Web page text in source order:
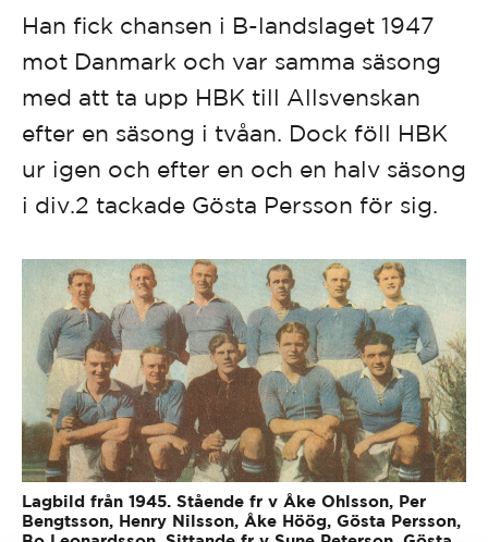
Han fick chansen i B-landslaget 1947
mot Danmark och var samma säsong
med att ta upp HBK till Allsvenskan
efter en säsong i tvåan. Dock föll HBK
ur igen och efter en och en halv säsong
i div.2 tackade Gösta Persson för sig.
Lagbild från 1945. Stående fr v Åke Ohlsson, Per
Bengtsson, Henry Nilsson, Åke Höög, Gösta Persson,